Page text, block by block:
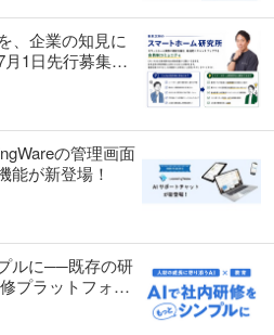
、企業の知見に
月1日先行募集開
の管理画面
能が新登場！
ルに──既存の研
プラットフォー